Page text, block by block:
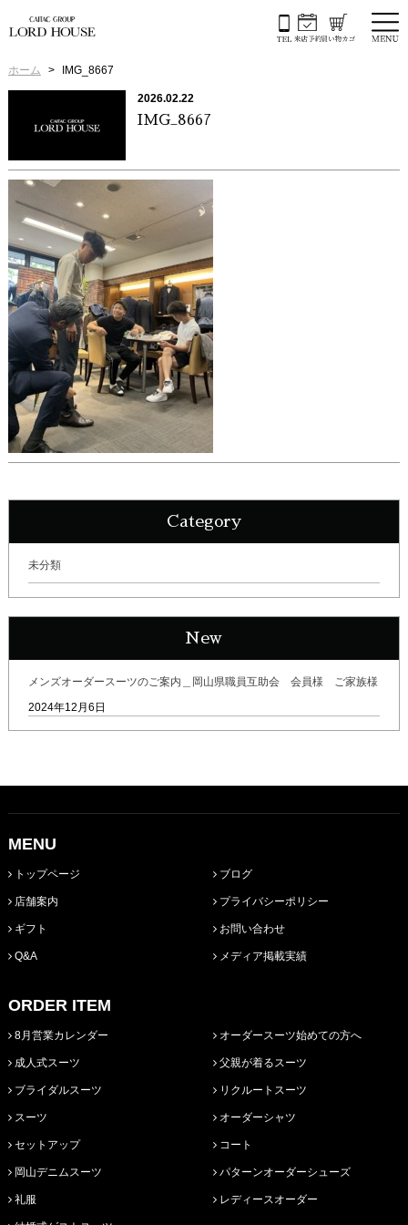
ホーム IMG_8667
2026.02.22
IMG_8667
Category
未分類
New
メンズオーダースーツのご案内＿岡山県職員互助会 会員様 ご家族様
2024年12月6日
MENU
トップページ
店舗案内
ギフト
Q&A
ブログ
プライバシーポリシー
お問い合わせ
メディア掲載実績
ORDER ITEM
8月営業カレンダー
成人式スーツ
ブライダルスーツ
スーツ
セットアップ
岡山デニムスーツ
礼服
オーダースーツ始めての方へ
父親が着るスーツ
リクルートスーツ
オーダーシャツ
コート
パターンオーダーシューズ
レディースオーダー